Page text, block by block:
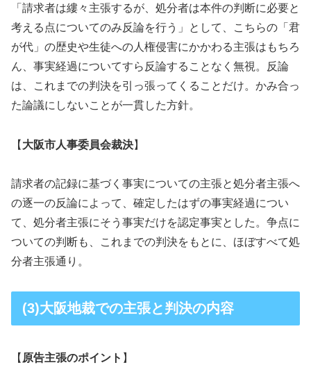
「請求者は縷々主張するが、処分者は本件の判断に必要と
考える点についてのみ反論を行う」として、こちらの「君
が代」の歴史や生徒への人権侵害にかかわる主張はもちろ
ん、事実経過についてすら反論することなく無視。反論
は、これまでの判決を引っ張ってくることだけ。かみ合っ
た論議にしないことが一貫した方針。
【 大阪市人事委員会裁決】
請求者の記録に基づく事実についての主張と処分者主張へ
の逐一の反論によって、確定したはずの事実経過につい
て、処分者主張にそう事実だけを認定事実とした。争点に
ついての判断も、これまでの判決をもとに、ほぼすべて処
分者主張通り。
(3)大阪地裁での主張と判決の内容
【 原告主張のポイント 】